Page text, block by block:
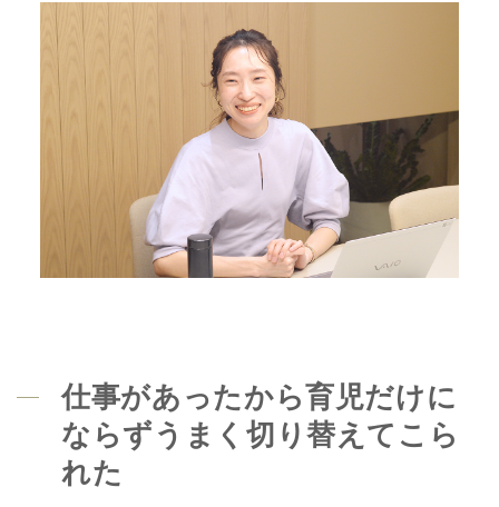
仕事があったから育児だけに
ならずうまく切り替えてこら
れた